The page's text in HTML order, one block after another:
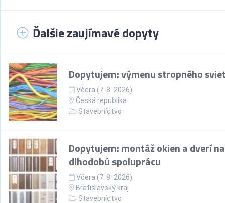
Ďalšie zaujímavé dopyty
Dopytujem: výmenu stropného
Včera (7. 8. 2026)
Česká republika
Stavebníctvo
Dopytujem: montáž okien a dverí na
dlhodobú spoluprácu
Včera (7. 8. 2026)
Bratislavský kraj
Stavebníctvo